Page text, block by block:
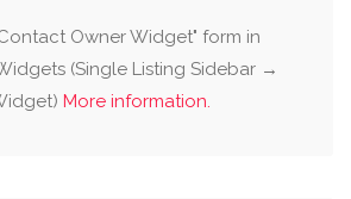
Owner Widget" form in
(Single Listing Sidebar →
More information.